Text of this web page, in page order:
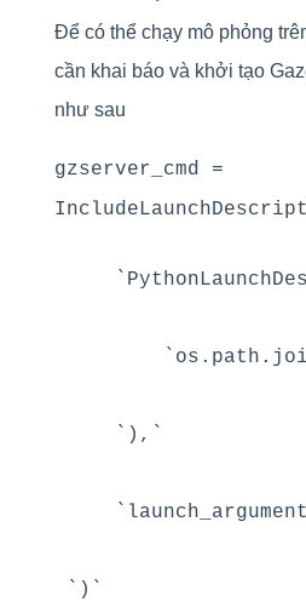
Để có thể chạy mô phỏng
cần khai báo và khởi tạo
như sau
gzserver_cmd =
    `),`